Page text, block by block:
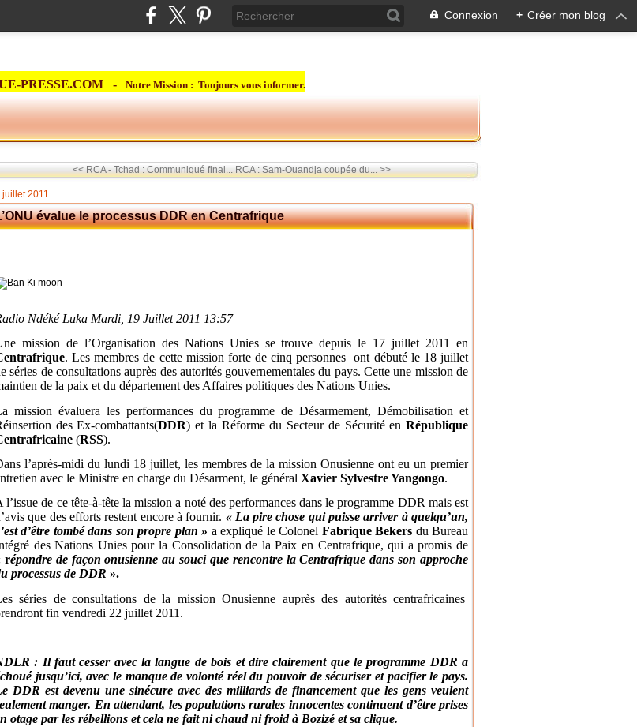
Connexion + Créer mon blog
PRESSE.COM - Notre Mission : Toujours vous informer.
<< RCA - Tchad : Communiqué final... RCA : Sam-Ouandja coupée du... >>
juillet 2011
évalue le processus DDR en Centrafrique
Ndéké Luka Mardi, 19 Juillet 2011 13:57
mission de l’Organisation des Nations Unies se trouve depuis le 17 juillet 2011 en
. Les membres de cette mission forte de cinq personnes ont débuté le 18 juillet
séries de consultations auprès des autorités gouvernementales du pays. Cette une mission de
de la paix et du département des Affaires politiques des Nations Unies.
mission évaluera les performances du programme de Désarmement, Démobilisation et
des Ex-combattants(DDR) et la Réforme du Secteur de Sécurité enRépublique
(RSS).
l’après-midi du lundi 18 juillet, les membres de la mission Onusienne ont eu un premier
avec le Ministre en charge du Désarment, le général Xavier Sylvestre Yangongo.
l’issue de ce tête-à-tête la mission a noté des performances dans le programme DDR mais est
que des efforts restent encore à fournir. « La pire chose qui puisse arriver à quelqu’un,
d’être tombé dans son propre plan » a expliqué le Colonel Fabrique Bekers du Bureau
des Nations Unies pour la Consolidation de la Paix en Centrafrique, qui a promis de
répondre de façon onusienne au souci que rencontre la Centrafrique dans son approche
processus de DDR ».
séries de consultations de la mission Onusienne auprès des autorités centrafricaines
fin vendredi 22 juillet 2011.
: Il faut cesser avec la langue de bois et dire clairement que le programme DDR a
jusqu’ici, avec le manque de volonté réel du pouvoir de sécuriser et pacifier le pays.
DDR est devenu une sinécure avec des milliards de financement que les gens veulent
manger. En attendant, les populations rurales innocentes continuent d’être prises
otage par les rébellions et cela ne fait ni chaud ni froid à Bozizé et sa clique.